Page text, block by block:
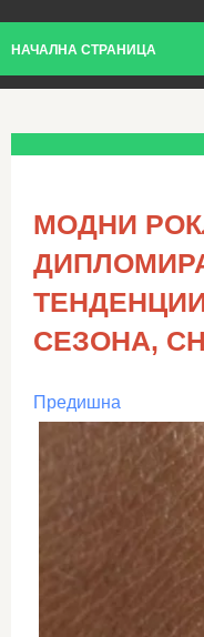
НАЧАЛНА СТРАНИЦА
МОДНИ
СЕЗОНА,
Предишна